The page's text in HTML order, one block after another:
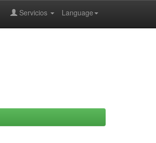
Language
Servicios